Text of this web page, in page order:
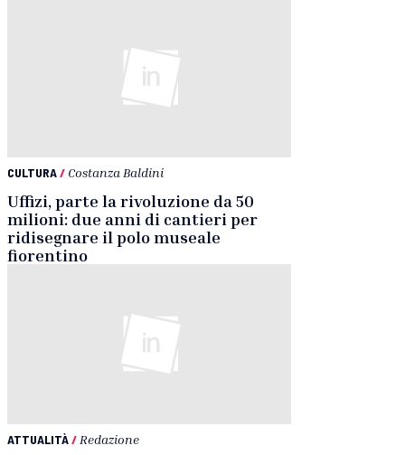
CULTURA/ Costanza Baldini
Uffizi, parte la rivoluzione da 50
milioni: due anni di cantieri per
ridisegnare il polo museale
fiorentino
ATTUALITÀ/ Redazione